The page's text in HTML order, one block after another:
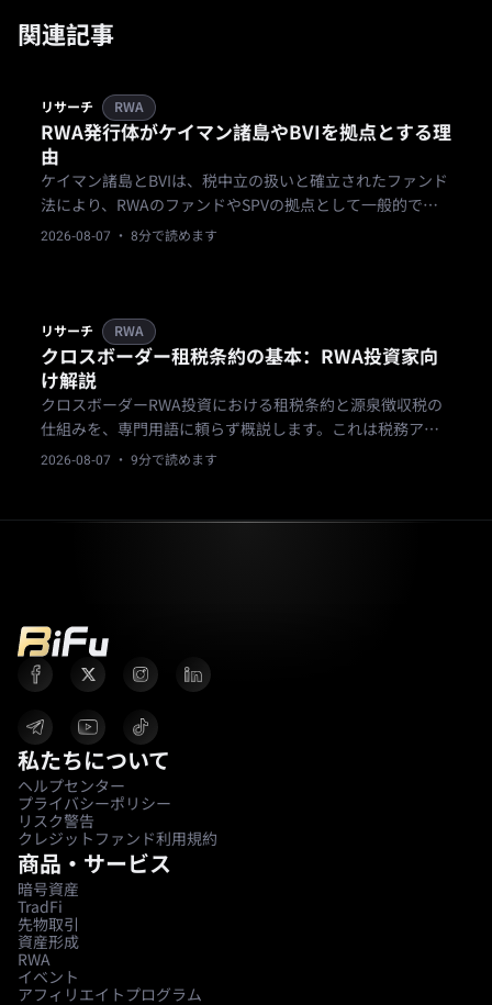
関連記事
リサーチ RWA
RWA発行体がケイマン諸島やBVIを拠点とする理
由
ケイマン諸島とBVIは、税中立の扱いと確立されたファンド
法により、RWAのファンドやSPVの拠点として一般的で
す。これは投資家保護を保証するものではありません。
2026-08-07 · 8分で読めます
リサーチ RWA
クロスボーダー租税条約の基本：RWA投資家向
け解説
クロスボーダーRWA投資における租税条約と源泉徴収税の
仕組みを、専門用語に頼らず概説します。これは税務アド
バイスではありません。
2026-08-07 · 9分で読めます
私たちについて
ヘルプセンター
プライバシーポリシー
リスク警告
クレジットファンド利用規約
商品・サービス
暗号資産
TradFi
先物取引
資産形成
RWA
イベント
アフィリエイトプログラム